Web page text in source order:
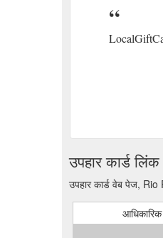
उपहार कार्ड लिंक
उपहार कार्ड वेब पेज,
आधिकारिक